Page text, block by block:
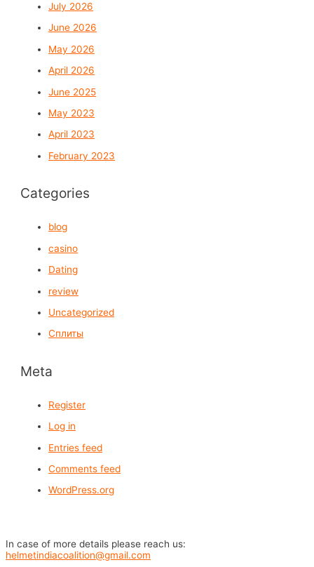
July 2026
June 2026
May 2026
April 2026
June 2025
May 2023
April 2023
February 2023
Categories
blog
casino
Dating
review
Uncategorized
Сплиты
Meta
Register
Log in
Entries feed
Comments feed
WordPress.org
In case of more details please reach us:
helmetindiacoalition@gmail.com